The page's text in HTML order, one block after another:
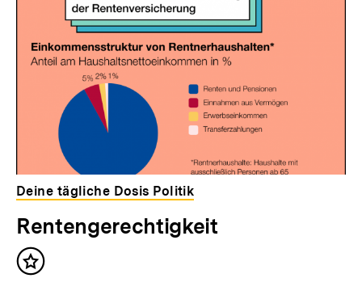
Deine tägliche Dosis Politik
Rentengerechtigkeit
Inhalt